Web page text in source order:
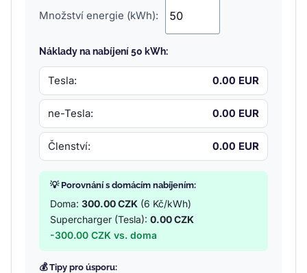
Množství energie (kWh):
Náklady na nabíjení 50 kWh:
Tesla: 0.00 EUR
ne-Tesla: 0.00 EUR
Členství: 0.00 EUR
💡 Porovnání s domácím nabíjením:
Doma: 300.00 CZK (6 Kč/kWh)
Supercharger (Tesla): 0.00 CZK
-300.00 CZK vs. doma
💰 Tipy pro úsporu: